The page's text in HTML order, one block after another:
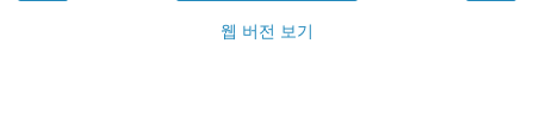
웹 버전 보기